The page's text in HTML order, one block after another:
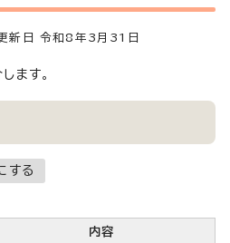
日 令和8年3月31日
ます。
する
内容